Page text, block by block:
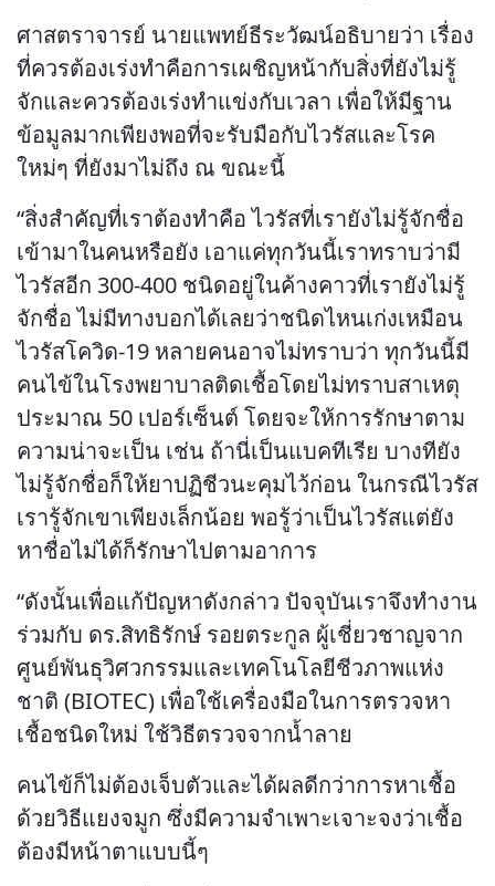
ศาสตราจารย์ นายแพทย์ธีระวัฒน์อธิบายว่า เรื่อง
ที่ควรต้องเร่งทำคือการเผชิญหน้ากับสิ่งที่ยังไม่รู้
จักและควรต้องเร่งทำแข่งกับเวลา เพื่อให้มีฐาน
ข้อมูลมากเพียงพอที่จะรับมือกับไวรัสและโรค
ใหม่ๆ ที่ยังมาไม่ถึง ณ ขณะนี้
“สิ่งสำคัญที่เราต้องทำคือ ไวรัสที่เรายังไม่รู้จักชื่อ
เข้ามาในคนหรือยัง เอาแค่ทุกวันนี้เราทราบว่ามี
ไวรัสอีก 300-400 ชนิดอยู่ในค้างคาวที่เรายังไม่รู้
จักชื่อ ไม่มีทางบอกได้เลยว่าชนิดไหนเก่งเหมือน
ไวรัสโควิด-19 หลายคนอาจไม่ทราบว่า ทุกวันนี้มี
คนไข้ในโรงพยาบาลติดเชื้อโดยไม่ทราบสาเหตุ
ประมาณ 50 เปอร์เซ็นต์ โดยจะให้การรักษาตาม
ความน่าจะเป็น เช่น ถ้านี่เป็นแบคทีเรีย บางทียัง
ไม่รู้จักชื่อก็ให้ยาปฏิชีวนะคุมไว้ก่อน ในกรณีไวรัส
เรารู้จักเขาเพียงเล็กน้อย พอรู้ว่าเป็นไวรัสแต่ยัง
หาชื่อไม่ได้ก็รักษาไปตามอาการ
“ดังนั้นเพื่อแก้ปัญหาดังกล่าว ปัจจุบันเราจึงทำงาน
ร่วมกับ ดร.สิทธิรักษ์ รอยตระกูล ผู้เชี่ยวชาญจาก
ศูนย์พันธุวิศวกรรมและเทคโนโลยีชีวภาพแห่ง
ชาติ (BIOTEC) เพื่อใช้เครื่องมือในการตรวจหา
เชื้อชนิดใหม่ ใช้วิธีตรวจจากน้ำลาย
คนไข้ก็ไม่ต้องเจ็บตัวและได้ผลดีกว่าการหาเชื้อ
ด้วยวิธีแยงจมูก ซึ่งมีความจำเพาะเจาะจงว่าเชื้อ
ต้องมีหน้าตาแบบนี้ๆ